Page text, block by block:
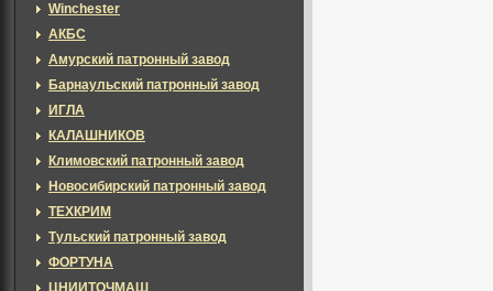
Winchester
АКБС
Амурский патронный завод
Барнаульский патронный завод
ИГЛА
КАЛАШНИКОВ
Климовский патронный завод
Новосибирский патронный завод
ТЕХКРИМ
Тульский патронный завод
ФОРТУНА
ЦНИИТОЧМАШ